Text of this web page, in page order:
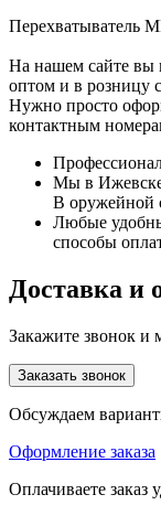
Перехватыватель
На нашем сайте вы
оптом и в розницу
Нужно просто
контактным
Мы в
В оружейной
Любые
способы
Доставка и
Закажите звонок
Заказать звонок
Обсуждаем
Оформление заказа
Оплачиваете заказ